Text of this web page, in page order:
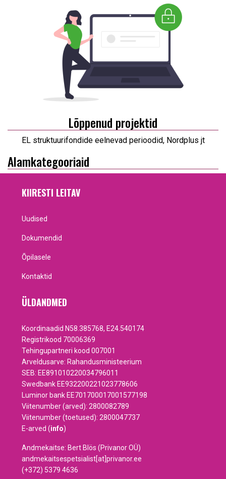
Lõppenud projektid
EL struktuurifondide eelnevad perioodid, Nordplus jt
Alamkategooriaid
KIIRESTI LEITAV
Uudised
Dokumendid
Õpilasele
Kontaktid
ÜLDANDMED
Koordinaadid N58.385768, E24.540174
Registrikood 70006369
Tehingupartneri kood 007001
Arveldusarve: Rahandusministeerium
SEB: EE891010220034796011
Swedbank EE932200221023778606
Luminor bank EE701700017001577198
Viitenumber (arved): 2800082789
Viitenumber (toetused): 2800047737
E-arved (info)
Andmekaitse: Bert Blös (Privanor OÜ)
andmekaitsespetsialist[at]privanor.ee
(+372) 5379 4636